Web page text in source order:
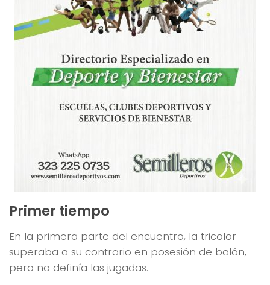
Primer tiempo
En la primera parte del encuentro, la tricolor
superaba a su contrario en posesión de balón,
pero no definía las jugadas.